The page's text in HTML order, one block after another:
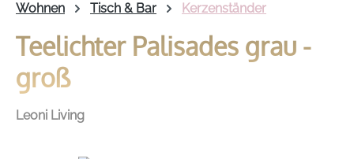
Wohnen Tisch & Bar Kerzenständer
Teelichter Palisades grau -
groß
Leoni Living